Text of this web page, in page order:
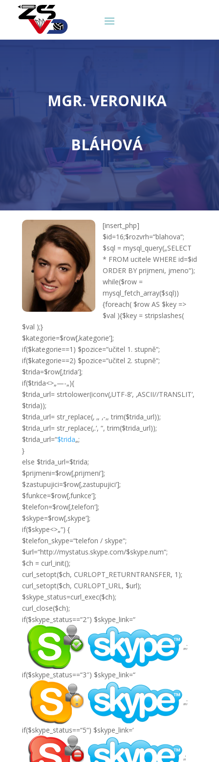
MGR. VERONIKA
BLÁHOVÁ
[insert_php]
$id=16;$rozvrh=“blahova“;
$sql = mysql_query(„SELECT
* FROM ucitele WHERE id=$id
ORDER BY prijmeni, jmeno“);
while($row =
mysql_fetch_array($sql))
{foreach( $row AS $key =>
$val ){$key = stripslashes(
$val );}
$kategorie=$row[‚kategorie‘];
if($kategorie==1) $pozice=“učitel 1. stupně“;
if($kategorie==2) $pozice=“učitel 2. stupně“;
$trida=$row[‚trida‘];
if($trida<>„—-„){
$trida_url= strtolower(iconv(‚UTF-8‘, ‚ASCII//TRANSLIT‘,
$trida));
$trida_url= str_replace(‚ ‚, ‚-‚, trim($trida_url));
$trida_url= str_replace(‚.‘, “, trim($trida_url));
$trida_url=“$trida„;
}
else $trida_url=$trida;
$prijmeni=$row[‚prijmeni‘];
$zastupujici=$row[‚zastupujici‘];
$funkce=$row[‚funkce‘];
$telefon=$row[‚telefon‘];
$skype=$row[‚skype‘];
if($skype<>„“) {
$telefon_skype=“telefon / skype“;
$url=“http://mystatus.skype.com/$skype.num“;
$ch = curl_init();
curl_setopt($ch, CURLOPT_RETURNTRANSFER, 1);
curl_setopt($ch, CURLOPT_URL, $url);
$skype_status=curl_exec($ch);
curl_close($ch);
if($skype_status==“2″) $skype_link=“
„;
if($skype_status==“3″) $skype_link=“
„;
if($skype_status==“5“) $skype_link=‘
‚;